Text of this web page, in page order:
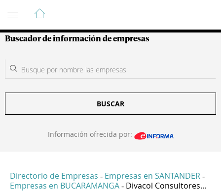
Guía de Empresas Colombianas
Buscador de información de empresas
BUSCAR
Información ofrecida por:
Directorio de Empresas - Empresas en SANTANDER -
Empresas en BUCARAMANGA - Divacol Consultores...